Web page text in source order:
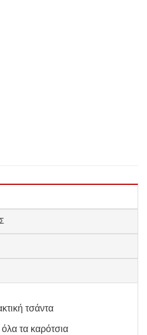
τσάντα
τα καρότσια